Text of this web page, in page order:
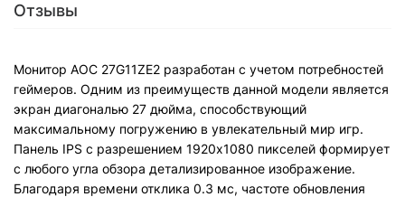
Отзывы
Монитор AOC 27G11ZE2 разработан с учетом потребностей
геймеров. Одним из преимуществ данной модели является
экран диагональю 27 дюйма, способствующий
максимальному погружению в увлекательный мир игр.
Панель IPS с разрешением 1920x1080 пикселей формирует
с любого угла обзора детализированное изображение.
Благодаря времени отклика 0.3 мс, частоте обновления